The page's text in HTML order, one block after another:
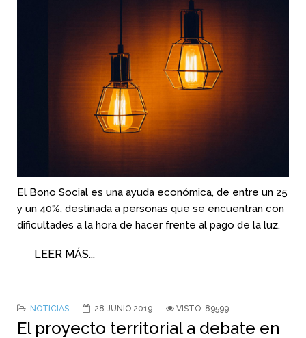
El Bono Social es una ayuda económica, de entre un 25
y un 40%, destinada a personas que se encuentran con
dificultades a la hora de hacer frente al pago de la luz.
LEER MÁS...
NOTICIAS 28 JUNIO 2019 VISTO: 89599
El proyecto territorial a debate en